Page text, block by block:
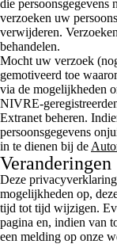
die
verzoeken uw
verwijderen.
behandelen.
Mocht uw verzoek
gemotiveerd toe
via de mogelijkheden
NIVRE-
Extranet beheren.
persoonsgegevens
in te dienen bij de
Veranderingen
Deze
mogelijkheden op,
tijd tot tijd wijzigen.
pagina en, indien van
een melding op onze